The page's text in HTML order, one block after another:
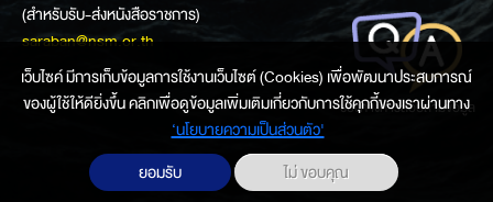
(สำหรับรับ-ส่งหนังสือราชการ)
saraban@nsm.or.th
ช่องทางการสอบถามข้อมูล
เว็บไซค์ มีการเก็บข้อมูลการใช้งานเว็บไซต์ (Cookies) เพื่อพัฒนาประสบการณ์
ของผู้ใช้ให้ดียิ่งขึ้น คลิกเพื่อดูข้อมูลเพิ่มเติมเกี่ยวกับการใช้คุกกี้ของเราผ่านทาง
‘นโยบายความเป็นส่วนตัว'
ยอมรับ
ไม่ ขอบคุณ